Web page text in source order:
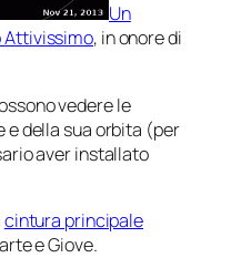
Un
Attivissimo, in onore di
vedere le
della sua orbita (per
aver installato
cintura principale
e Giove.